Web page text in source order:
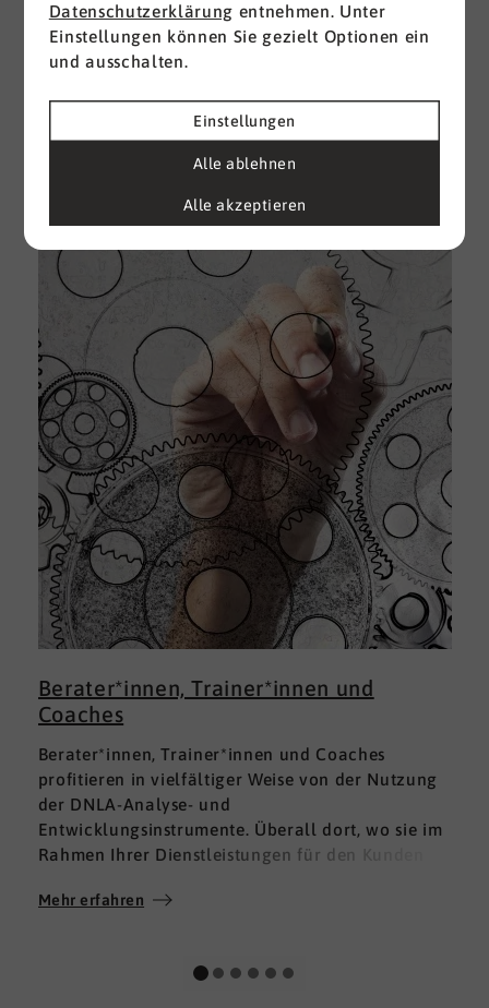
Berater*innen, Trainer*innen und
Coaches
Berater*innen, Trainer*innen und Coaches
profitieren in vielfältiger Weise von der Nutzung
der DNLA-Analyse- und
Entwicklungsinstrumente. Überall dort, wo sie im
Rahmen Ihrer Dienstleistungen für den Kunden
Soft Skills brauchen, finden sie in DNLA den
Mehr erfahren
Datenschutzerklärung entnehmen. Unter
Einstellungen können Sie gezielt Optionen ein
und ausschalten.
Einstellungen
Alle ablehnen
Alle akzeptieren